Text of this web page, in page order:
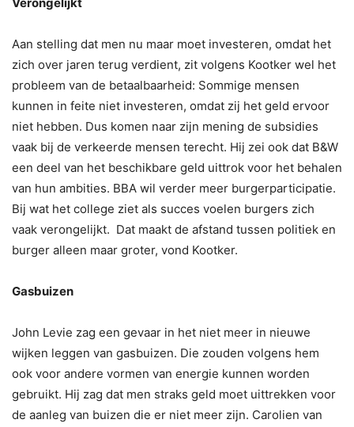
Aan stelling dat men nu maar moet investeren, omdat het
zich over jaren terug verdient, zit volgens Kootker wel het
probleem van de betaalbaarheid: Sommige mensen
kunnen in feite niet investeren, omdat zij het geld ervoor
niet hebben. Dus komen naar zijn mening de subsidies
vaak bij de verkeerde mensen terecht. Hij zei ook dat B&W
een deel van het beschikbare geld uittrok voor het behalen
van hun ambities. BBA wil verder meer burgerparticipatie.
Bij wat het college ziet als succes voelen burgers zich
vaak verongelijkt. Dat maakt de afstand tussen politiek en
burger alleen maar groter, vond Kootker.
Gasbuizen
John Levie zag een gevaar in het niet meer in nieuwe
wijken leggen van gasbuizen. Die zouden volgens hem
ook voor andere vormen van energie kunnen worden
gebruikt. Hij zag dat men straks geld moet uittrekken voor
de aanleg van buizen die er niet meer zijn. Carolien van